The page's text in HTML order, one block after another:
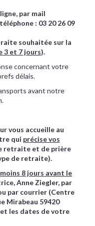
par mail
: 03 20 26 09
souhaitée sur la
3 et 7 jours).
concernant votre
délais.
avant notre
vous accueille au
qui précise vos
retraite et de prière
de retraite).
8 jours avant le
Anne Ziegler, par
par courrier (Centre
Mirabeau 59420
les dates de votre